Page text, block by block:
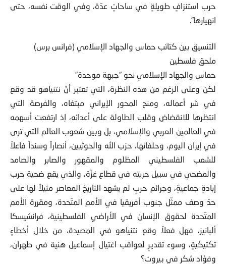
حرب استنزافٍ طويلةٍ في ساحاتٍ عدّة، وفي الوقت نفسه، حتى
انهيارها”.
التنسيق بين كتائب حماس والجهاد الإسلامي (فرانس برس)
ملحق فلسطين
حماس والجهاد الإسلامي نحو “جبهة موحدة”
لكن وعلى الرغم من هذه النظرة، التي تعتبر أنّ نتنياهو قد وقع
في شر أعماله، ومنح المحور الإيراني مبتغاه، والفرصة التي
انتظرها للانقضاض وقلب الطاولة على أعدائه، إذ ارتفعت أسهمه
في العالمين العربي والإسلامي، بل وبين شعوب العالم التي ترى
في إيران اليوم، وحلفائها، حزب الله والحوثيين، أنصاراً وسنداً فاعلاً
للشعب الفلسطيني المظلوم والمقهور والصابر والصامد
والمضحي في سبيل حريته في قطاع غزّة، والذي يقع ضحية حرب
إبادةٍ جماعيةٍ، وجرائم حربٍ لم يشهد التاريخ المعاصر مثيلاً لها على
حدّ وصف ممثّل جنوب أفريقيا في الأمم المتّحدة، ومقررة الأمم
المتّحدة لحقوق الإنسان في الأراضي الفلسطينية، فرانشيسكا
ألبانيز، فهل فعلاً وقع نتنياهو في المصيدة، من خلال أخطاءٍ
تكتيكيةٍ، وسوء تقديرٍ لعواقب اغتيال إسماعيل هنية في طهران،
وفؤاد شكر في بيروت؟